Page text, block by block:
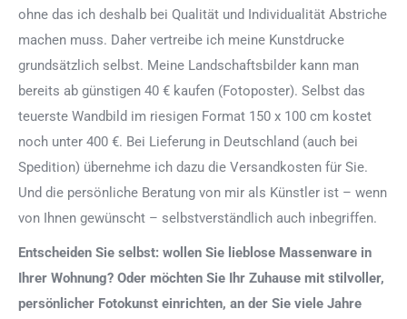
ohne das ich deshalb bei Qualität und Individualität Abstriche
machen muss. Daher vertreibe ich meine Kunstdrucke
grundsätzlich selbst. Meine Landschaftsbilder kann man
bereits ab günstigen 40 € kaufen (Fotoposter). Selbst das
teuerste Wandbild im riesigen Format 150 x 100 cm kostet
noch unter 400 €. Bei Lieferung in Deutschland (auch bei
Spedition) übernehme ich dazu die Versandkosten für Sie.
Und die persönliche Beratung von mir als Künstler ist – wenn
von Ihnen gewünscht – selbstverständlich auch inbegriffen.
Entscheiden Sie selbst: wollen Sie lieblose Massenware in
Ihrer Wohnung? Oder möchten Sie Ihr Zuhause mit stilvoller,
persönlicher Fotokunst einrichten, an der Sie viele Jahre